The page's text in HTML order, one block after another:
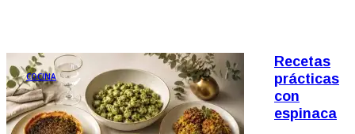
COCINA
Recetas
prácticas
con
espinaca